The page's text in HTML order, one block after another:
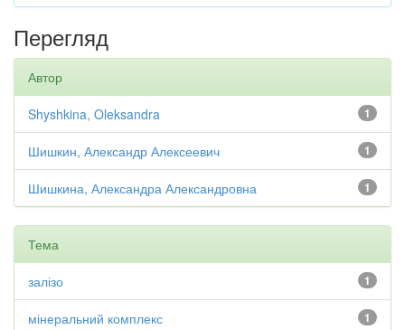
Перегляд
Автор
1
Shyshkina, Oleksandra
1
Шишкин, Александр Алексеевич
1
Шишкина, Александра Александровна
Тема
1
залізо
1
мінеральний комплекс